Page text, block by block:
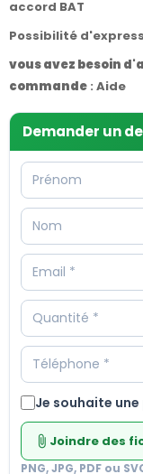
accord BAT
Possibilité
vous avez besoin
commande : Aide
Demander un
Je souhaite
attach_file Joindre des
PNG, JPG, PDF ou